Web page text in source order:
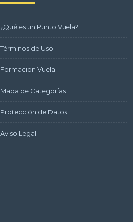
¿Qué es un Punto Vuela?
Términos de Uso
Formacion Vuela
Mapa de Categorías
Protección de Datos
Aviso Legal